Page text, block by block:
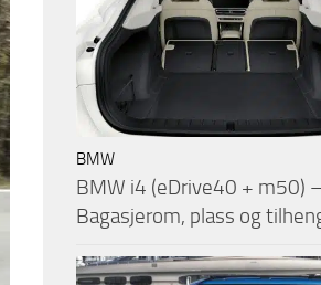
BMW
BMW i4 (eDrive40 + m50) –
Bagasjerom, plass og